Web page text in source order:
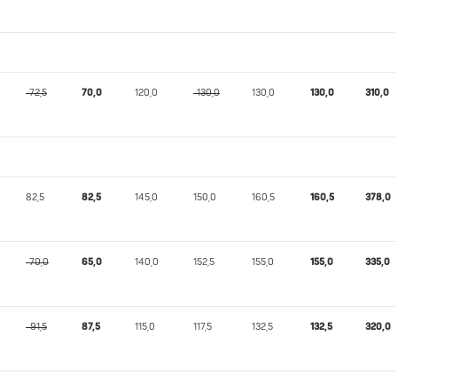
-72,5 70,0 120,0 -130,0 130,0 130,0 310,0
82,5 82,5 145,0 150,0 160,5 160,5 378,0
-70,0 65,0 140,0 152,5 155,0 155,0 335,0
-91,5 87,5 115,0 117,5 132,5 132,5 320,0